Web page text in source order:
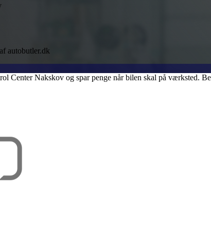
autobutler.dk
Center Nakskov og spar penge når bilen skal på værksted.